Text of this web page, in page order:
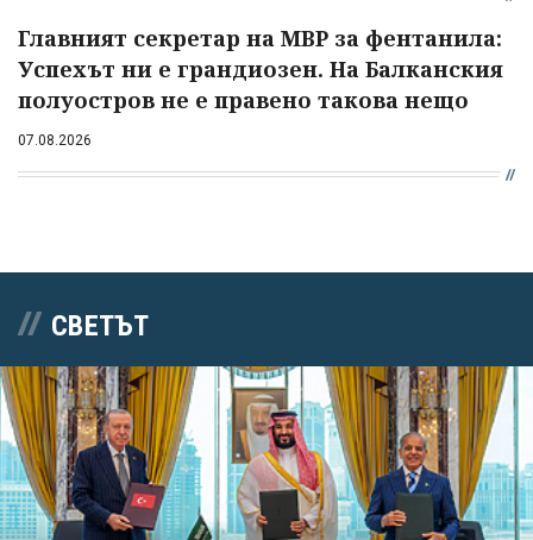
Главният секретар на МВР за фентанила:
Успехът ни е грандиозен. На Балканския
полуостров не е правено такова нещо
07.08.2026
СВЕТЪТ